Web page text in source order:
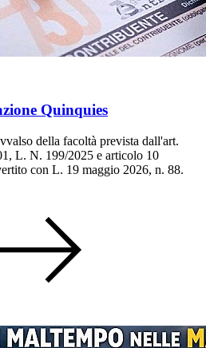
Quinquies
della facoltà prevista dall'art.
L. N. 199/2025 e articolo 10
con L. 19 maggio 2026, n. 88.